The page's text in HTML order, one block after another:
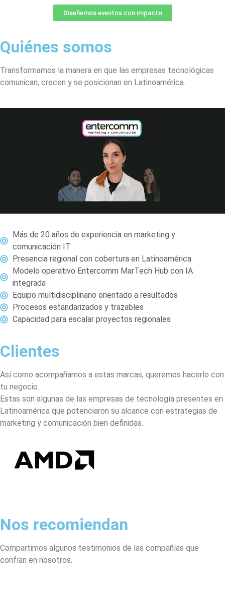
Diseñemos eventos con impacto
Quiénes somos
Transformamos la manera en que las empresas tecnológicas
comunican, crecen y se posicionan en Latinoamérica.
Más de 20 años de experiencia en marketing y
comunicación IT
Presencia regional con cobertura en Latinoamérica
Modelo operativo Entercomm MarTech Hub con IA
integrada
Equipo multidisciplinario orientado a resultados
Procesos estandarizados y trazables
Capacidad para escalar proyectos regionales
Clientes
Así como acompañamos a estas marcas, queremos hacerlo con
tu negocio.
Estas son algunas de las empresas de tecnología presentes en
Latinoamérica que potenciaron su alcance con estrategias de
marketing y comunicación bien definidas.
Nos recomiendan
Compartimos algunos testimonios de las compañías que
confían en nosotros.